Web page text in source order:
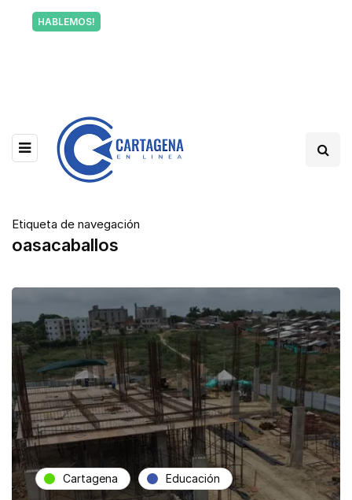
HABLEMOS!
Etiqueta de navegación
oasacaballos
Cartagena Educación